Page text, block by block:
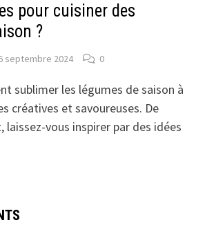
pour cuisiner des
?
septembre 2024 0
sublimer les légumes de saison à
créatives et savoureuses. De
laissez-vous inspirer par des idées